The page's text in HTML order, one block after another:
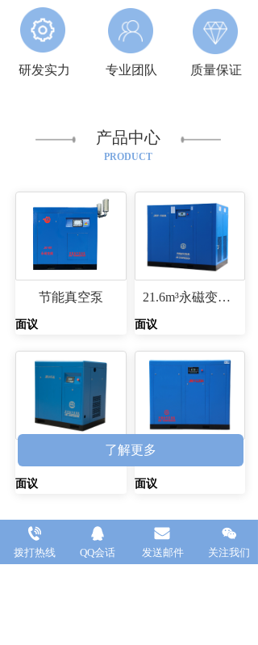
研发实力 专业团队 质量保证
产品中心
PRODUCT
节能真空泵
面议
21.6m³永磁变频式空压机JNY-150A
面议
1.6m³变频式空压机JNV-15A
面议 面议
了解更多
新闻动态
NEWS
拨打热线 QQ会话 发送邮件 关注我们